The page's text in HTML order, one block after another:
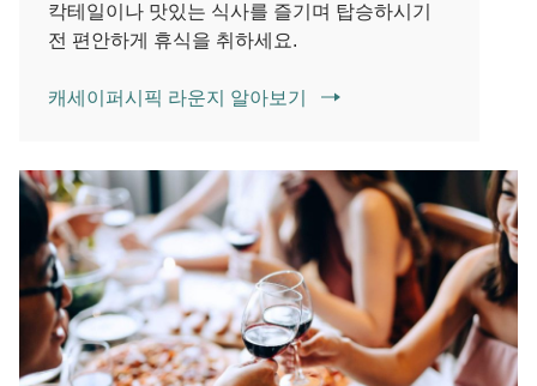
칵테일이나 맛있는 식사를 즐기며 탑승하시기
전 편안하게 휴식을 취하세요.
캐세이퍼시픽 라운지 알아보기